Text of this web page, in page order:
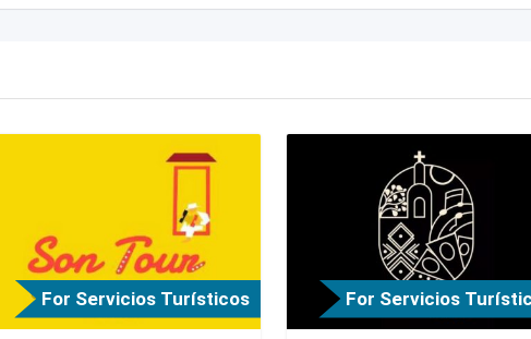
For Servicios Turísticos For Servicios